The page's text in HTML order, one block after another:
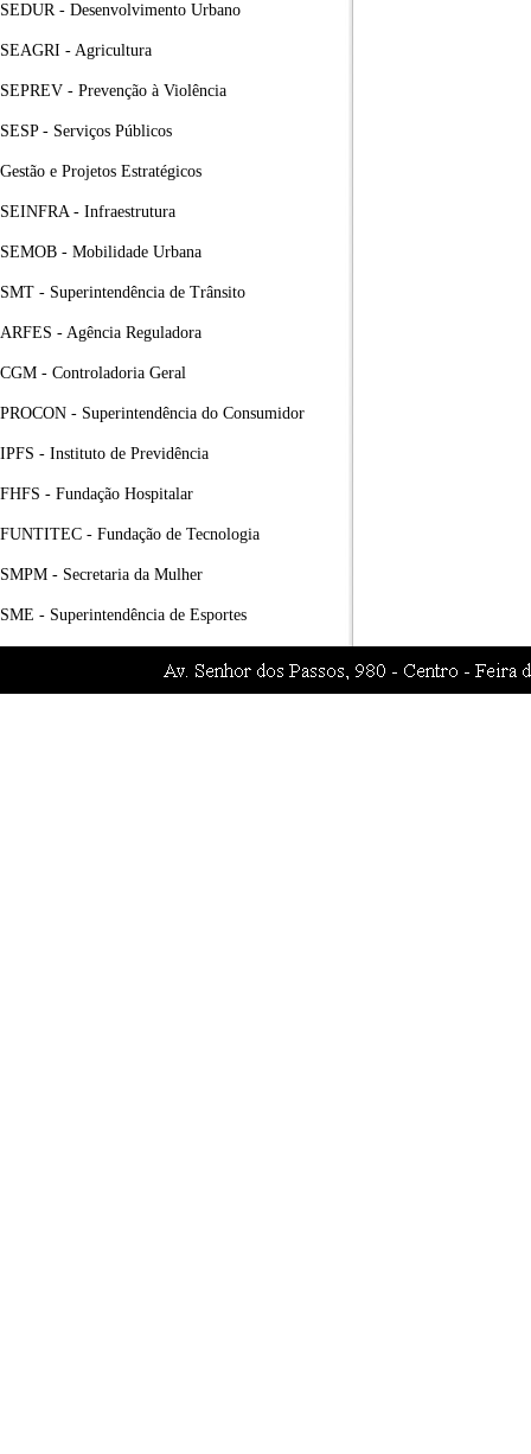
SEDUR - Desenvolvimento Urbano
SEAGRI - Agricultura
SEPREV - Prevenção à Violência
SESP - Serviços Públicos
Gestão e Projetos Estratégicos
SEINFRA - Infraestrutura
SEMOB - Mobilidade Urbana
SMT - Superintendência de Trânsito
ARFES - Agência Reguladora
CGM - Controladoria Geral
PROCON - Superintendência do Consumidor
IPFS - Instituto de Previdência
FHFS - Fundação Hospitalar
FUNTITEC - Fundação de Tecnologia
SMPM - Secretaria da Mulher
SME - Superintendência de Esportes